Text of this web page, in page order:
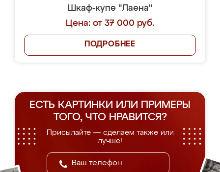
Шкаф-купе "Лаена"
Цена: от 37 000 руб.
ПОДРОБНЕЕ
ЕСТЬ КАРТИНКИ ИЛИ ПРИМЕРЫ
ТОГО, ЧТО НРАВИТСЯ?
Присылайте — сделаем также или
лучше!